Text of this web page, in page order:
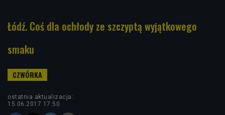
Łódź. Coś dla ochłody ze szczyptą wyjątkowego
smaku
ostatnia aktualizacja:
15.06.2017 17:50